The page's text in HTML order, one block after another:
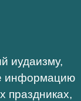
иудаизму,
информацию
праздниках,